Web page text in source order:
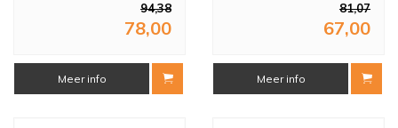
94,38
78,00
Meer info
81,07
67,00
Meer info